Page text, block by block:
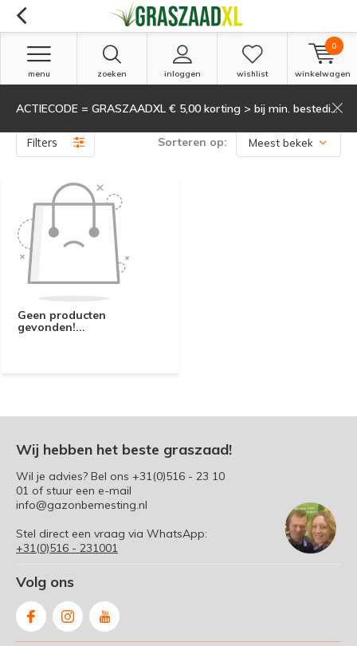
zoeken inloggen
menu wishlist winkelwagen
0
ACTIECODE = GRASZAADXL € 5,00 korting > bij min. besteding van 135,-
Producten getagd met 6kg(0)
Filters Sorteren op:
Geen producten
gevonden!...
Wij hebben het beste graszaad!
Wil je advies? Bel ons +31(0)516 - 23 10
01 of stuur een e-mail
info@gazonbemesting.nl
Stel direct een vraag via WhatsApp:
+31(0)516 - 231001
Volg ons